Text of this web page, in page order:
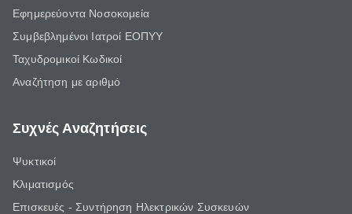
Εφημερεύοντα Νοσοκομεία
Συμβεβλημένοι Ιατροί ΕΟΠΥΥ
Ταχυδρομικοί Κωδικοί
Αναζήτηση με αριθμό
Συχνές Αναζητήσεις
Ψυκτικοί
Κλιματισμός
Επισκευές - Συντήρηση Ηλεκτρικών Συσκευών